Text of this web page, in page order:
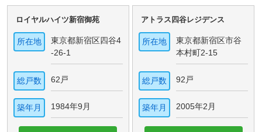
ロイヤルハイツ新宿御苑
所在地
東京都新宿区四谷4
-26-1
総戸数 62戸
築年月 1984年9月
アトラス四谷レジデンス
所在地
東京都新宿区市谷
本村町2-15
総戸数 92戸
築年月 2005年2月